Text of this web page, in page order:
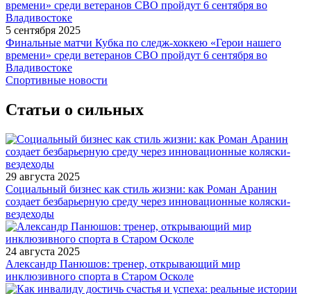
5 сентября 2025
Финальные матчи Кубка по следж-хоккею «Герои нашего
времени» среди ветеранов СВО пройдут 6 сентября во
Владивостоке
Спортивные новости
Статьи о сильных
29 августа 2025
Социальный бизнес как стиль жизни: как Роман Аранин
создает безбарьерную среду через инновационные коляски-
вездеходы
24 августа 2025
Александр Панюшов: тренер, открывающий мир
инклюзивного спорта в Старом Осколе